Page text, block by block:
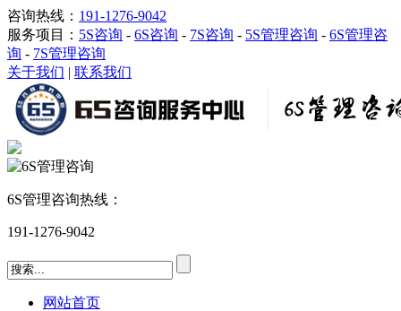
咨询热线： 191-1276-9042
服务项目： 5S咨询 - 6S咨询 - 7S咨询 - 5S管理咨询 - 6S管理咨
询 - 7S管理咨询
关于我们 | 联系我们
6S管理咨询热线：
191-1276-9042
网站首页